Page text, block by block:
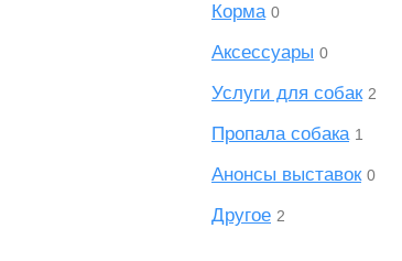
Корма 0
Аксессуары 0
Услуги для собак 2
Пропала собака 1
Анонсы выставок 0
Другое 2